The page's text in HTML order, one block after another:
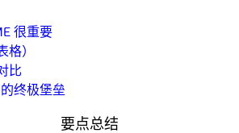
很重要
）
比
终极堡垒
要点总结